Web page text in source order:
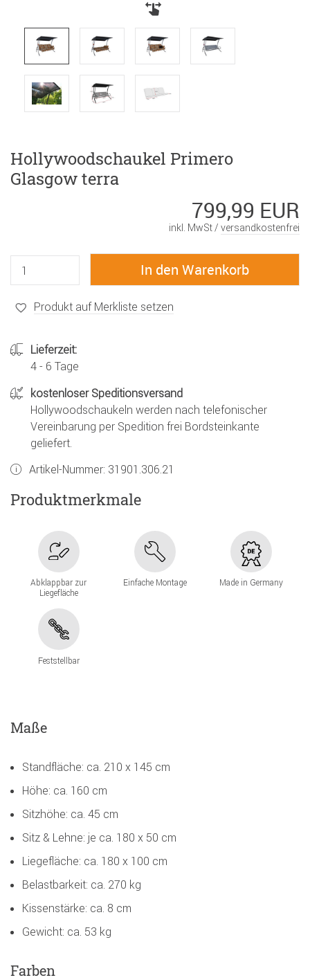
Hollywoodschaukel Primero
Glasgow terra
799,99 EUR
inkl. MwSt / versandkostenfrei
Produkt auf Merkliste setzen
Lieferzeit:
4 - 6 Tage
kostenloser Speditionsversand
Hollywoodschaukeln werden nach telefonischer
Vereinbarung per Spedition frei Bordsteinkante
geliefert.
Artikel-Nummer: 31901.306.21
Produktmerkmale
Abklappbar zur
Liegefläche
Einfache Montage Made in Germany
Feststellbar
Maße
Standfläche: ca. 210 x 145 cm
Höhe: ca. 160 cm
Sitzhöhe: ca. 45 cm
Sitz & Lehne: je ca. 180 x 50 cm
Liegefläche: ca. 180 x 100 cm
Belastbarkeit: ca. 270 kg
Kissenstärke: ca. 8 cm
Gewicht: ca. 53 kg
Farben